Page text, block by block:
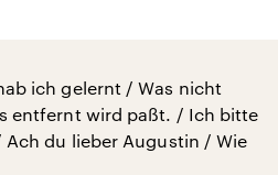
ich gelernt / Was nicht
entfernt wird paßt. / Ich bitte
du lieber Augustin / Wie